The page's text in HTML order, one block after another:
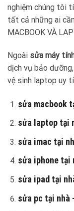
nghiệm chúng tôi
tất cả những ai
MACBOOK VÀ
Ngoài sửa máy
dịch vụ bảo
vệ sinh laptop uy
sửa macbook
sửa laptop tại
sửa imac tại
sửa iphone tại
sửa ipad tại
sửa pc tại nhà